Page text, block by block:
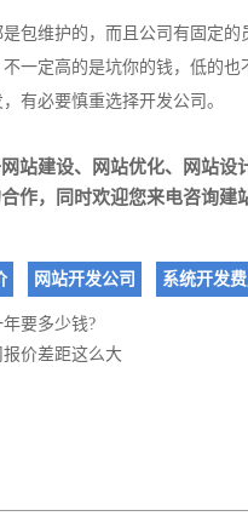
包维护的，而且公司有固定的
一定高的是坑你的钱，低的
有必要慎重选择开发公司。
网站建设、 网站优化、 网站设
作，同时欢迎您来电咨询建
网站开发公司 系统开发费
要多少钱?
价差距这么大